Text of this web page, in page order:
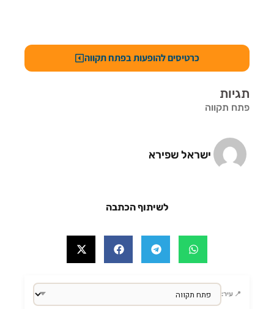
כרטיסים להופעות בפתח תקווה
תגיות
פתח תקווה
ישראל שפירא
לשיתוף הכתבה
📍 עיר: